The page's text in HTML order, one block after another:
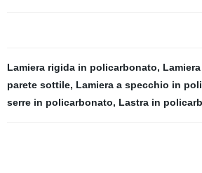
Lamiera rigida in policarbonato,
parete sottile, Lamiera a specchio in
serre in policarbonato, Lastra in